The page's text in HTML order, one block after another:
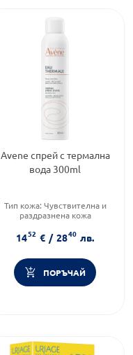
Avene спрей с термална
вода 300ml
Тип кожа: Чувствителна и
раздразнена кожа
Дермокозметика
Форма на продукта:спрей
1452 € / 2840 лв.
ПОРЪЧАЙ